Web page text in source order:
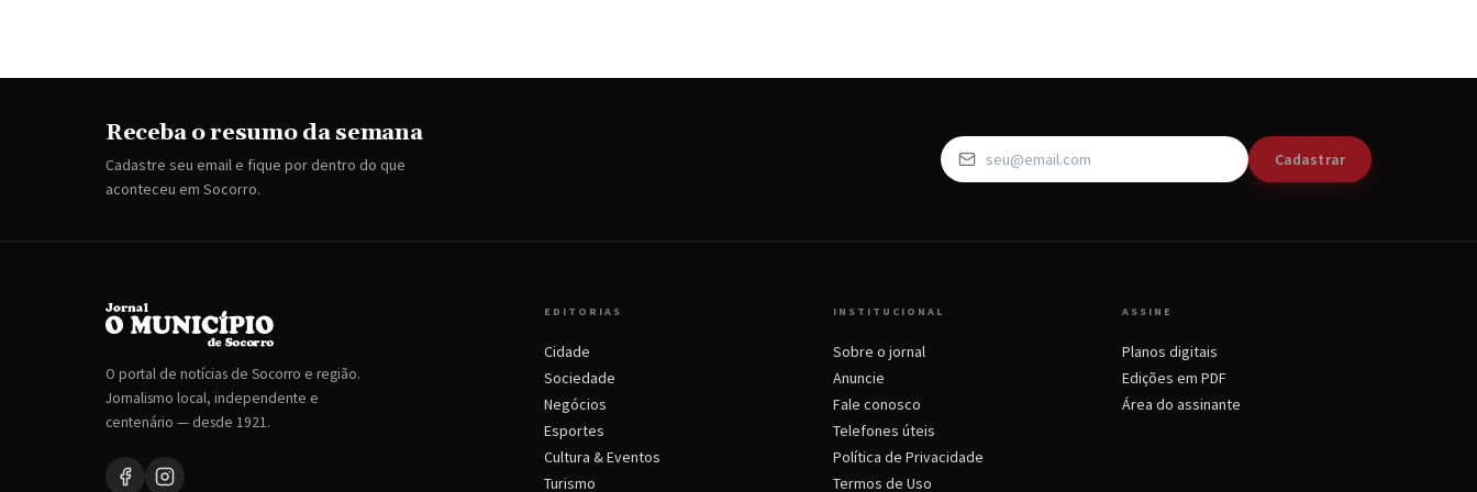
Receba o resumo da semana
Cadastre seu email e fique por dentro do que
aconteceu em Socorro.
Cadastrar
O portal de notícias de Socorro e região.
Jornalismo local, independente e
centenário — desde 1921.
EDITORIAS
Cidade
Sociedade
Negócios
Esportes
Cultura & Eventos
Turismo
INSTITUCIONAL
Sobre o jornal
Anuncie
Fale conosco
Telefones úteis
Política de Privacidade
Termos de Uso
ASSINE
Planos digitais
Edições em PDF
Área do assinante